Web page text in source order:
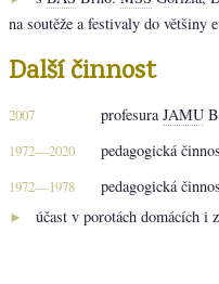
na soutěže a festivaly do většiny
Další činnost
2007 profesura JAMU
1972—2020 pedagogická
1972—1978 pedagogická
► účast v porotách domácích i